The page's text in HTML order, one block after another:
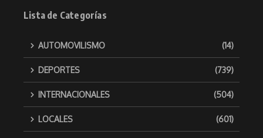
Lista de Categorías
AUTOMOVILISMO (14)
DEPORTES (739)
INTERNACIONALES (504)
LOCALES (601)